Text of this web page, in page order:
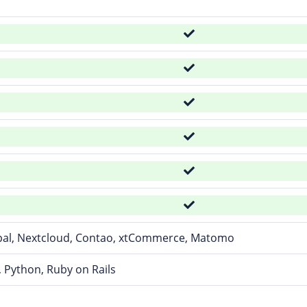
Nextcloud, Contao, xtCommerce, Matomo
Python, Ruby on Rails